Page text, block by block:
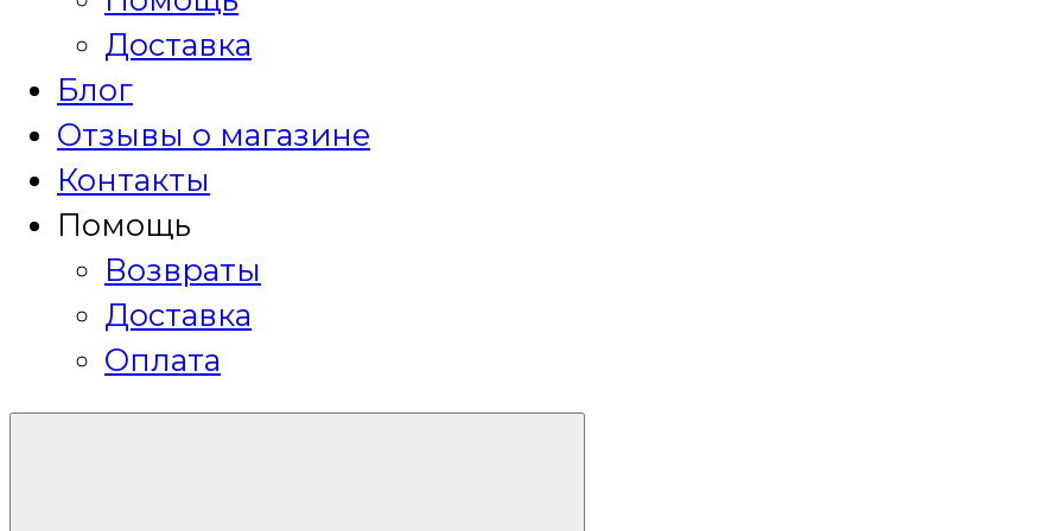
Доставка
Блог
Отзывы о магазине
Контакты
Помощь
Возвраты
Доставка
Оплата